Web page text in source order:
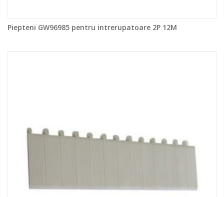
Piepteni GW96985 pentru intrerupatoare 2P 12M